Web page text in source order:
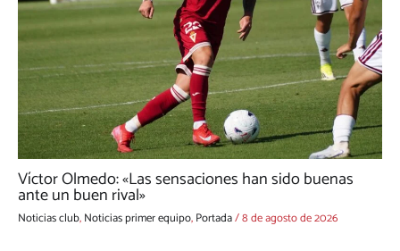
Víctor Olmedo: «Las sensaciones han sido buenas
ante un buen rival»
Noticias club,Noticias primer equipo,Portada/8 de agosto de 2026